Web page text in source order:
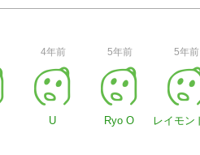
4年前
U
5年前
Ryo O
5年前